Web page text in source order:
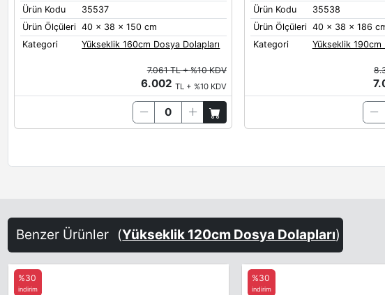
Ürün Kodu
35537
Ürün Ölçüleri 40 x 38 x 150 cm
Kategori
Yükseklik 160cm Dosya Dolapları
7.061 TL + %10 KDV
6.002 TL + %10 KDV
Ürün Kodu
35538
Ürün Ölçüleri 40 x 38 x 186
Kategori
Yükseklik 190cm
Benzer Ürünler (Yükseklik 120cm Dosya Dolapları)
%30
indirim
%30
indirim